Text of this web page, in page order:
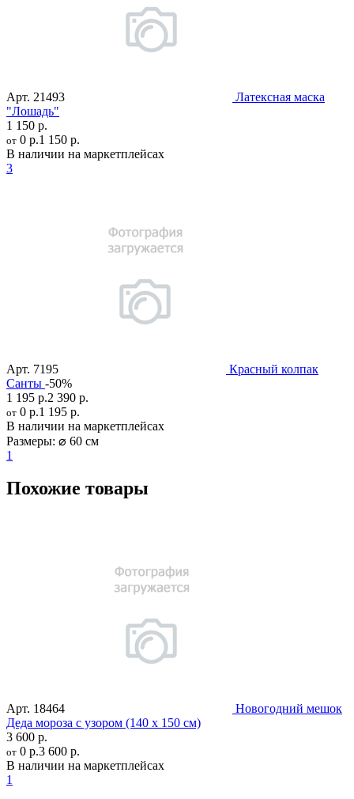
Арт. 21493
Латексная маска
"Лошадь"
1 150 р.
от 0 р.1 150 р.
В наличии на маркетплейсах
3
Арт. 7195
Красный колпак
Санты -50%
1 195 р.2 390 р.
от 0 р.1 195 р.
В наличии на маркетплейсах
Размеры: ⌀ 60 см
1
Похожие товары
Арт. 18464
Новогодний мешок
Деда мороза с узором (140 х 150 см)
3 600 р.
от 0 р.3 600 р.
В наличии на маркетплейсах
1